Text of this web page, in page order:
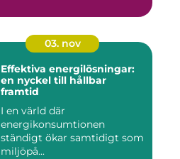
03. nov
Effektiva energilösningar:
en nyckel till hållbar
framtid
I en värld där
energikonsumtionen
ständigt ökar samtidigt som
miljöpå...